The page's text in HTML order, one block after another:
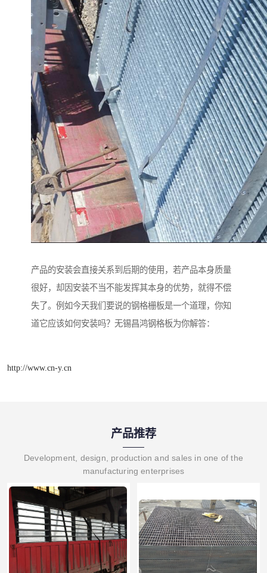
产品的安装会直接关系到后期的使用，若产品本身质量
很好，却因安装不当不能发挥其本身的优势，就得不偿
失了。例如今天我们要说的钢格栅板是一个道理，你知
道它应该如何安装吗？无锡昌鸿钢格板为你解答：
http://www.cn-y.cn
产品推荐
Development, design, production and sales in one of the
manufacturing enterprises